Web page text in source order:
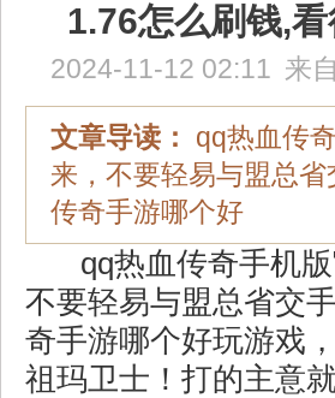
1.76怎么刷钱,
2024-11-12 02:11 来
文章导读：
qq热血传
来，不要轻易与盟总
传奇手游哪个好
qq热血传奇手机
不要轻易与盟总省交
奇手游哪个好玩游戏
祖玛卫士！打的主意